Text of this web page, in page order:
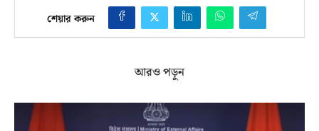
শেয়ার করুন
আরও পড়ুন